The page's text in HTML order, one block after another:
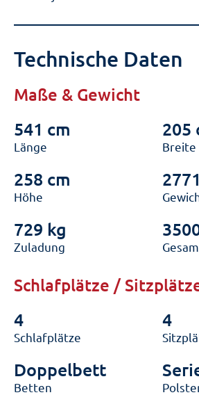
Technische Daten
Maße & Gewicht
541 cm
Länge
205
Breite
258 cm
Höhe
729 kg
Zuladung
Schlafplätze /
4
Schlafplätze
4
Doppelbett
Betten